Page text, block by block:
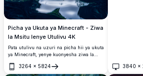
Picha ya Ukuta ya Minecraft - Ziwa
la Msitu lenye Utulivu 4K
Pata utulivu na uzuri na picha hii ya ukuta
ya Minecraft, yenye kuonyesha ziwa la
msitu lenye utulivu katika azimio la 4K
lenye mwangwi. Picha hii inachukua uzuri
3264 × 5824
Fungua
3840 ×
Fungua